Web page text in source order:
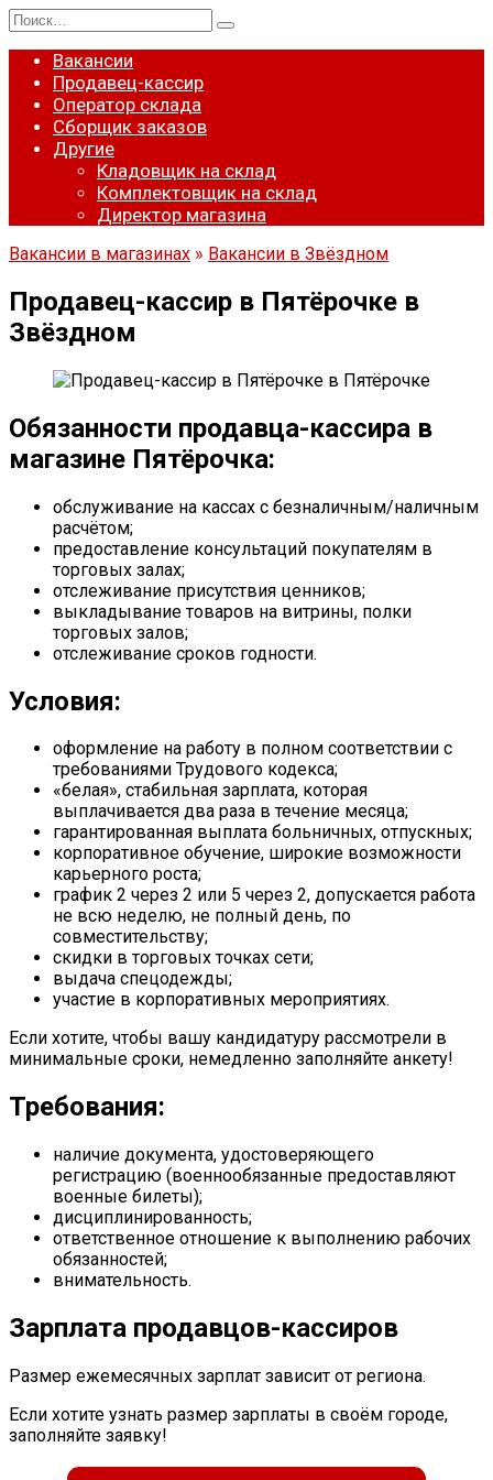
Перейти
к
содержанию
Search
for:
Вакансии
Продавец-кассир
Оператор склада
Сборщик заказов
Другие
Кладовщик на склад
Комплектовщик на склад
Директор магазина
Вакансии в магазинах » Вакансии в Звёздном
Продавец-кассир в Пятёрочке в
Звёздном
Обязанности продавца-кассира в
магазине Пятёрочка:
обслуживание на кассах с безналичным/наличным
расчётом;
предоставление консультаций покупателям в
торговых залах;
отслеживание присутствия ценников;
выкладывание товаров на витрины, полки
торговых залов;
отслеживание сроков годности.
Условия:
оформление на работу в полном соответствии с
требованиями Трудового кодекса;
«белая», стабильная зарплата, которая
выплачивается два раза в течение месяца;
гарантированная выплата больничных, отпускных;
корпоративное обучение, широкие возможности
карьерного роста;
график 2 через 2 или 5 через 2, допускается работа
не всю неделю, не полный день, по
совместительству;
скидки в торговых точках сети;
выдача спецодежды;
участие в корпоративных мероприятиях.
Если хотите, чтобы вашу кандидатуру рассмотрели в
минимальные сроки, немедленно заполняйте анкету!
Требования:
наличие документа, удостоверяющего
регистрацию (военнообязанные предоставляют
военные билеты);
дисциплинированность;
ответственное отношение к выполнению рабочих
обязанностей;
внимательность.
Зарплата продавцов-кассиров
Размер ежемесячных зарплат зависит от региона.
Если хотите узнать размер зарплаты в своём городе,
заполняйте заявку!